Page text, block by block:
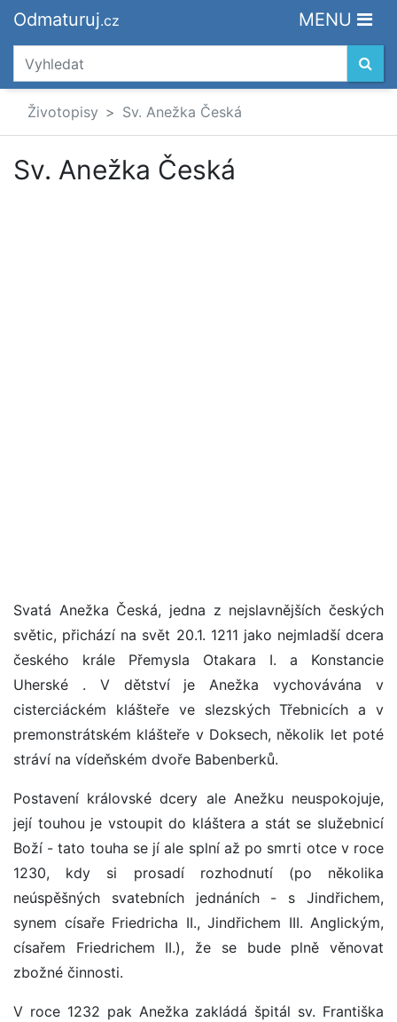
Odmaturuj.cz MENU
Životopisy Sv. Anežka Česká
Sv. Anežka Česká
Svatá Anežka Česká, jedna z nejslavnějších českých
světic, přichází na svět 20.1. 1211 jako nejmladší dcera
českého krále Přemysla Otakara I. a Konstancie
Uherské . V dětství je Anežka vychovávána v
cisterciáckém klášteře ve slezských Třebnicích a v
premonstrátském klášteře v Doksech, několik let poté
stráví na vídeňském dvoře Babenberků.
Postavení královské dcery ale Anežku neuspokojuje,
její touhou je vstoupit do kláštera a stát se služebnicí
Boží - tato touha se jí ale splní až po smrti otce v roce
1230, kdy si prosadí rozhodnutí (po několika
neúspěšných svatebních jednáních - s Jindřichem,
synem císaře Friedricha II., Jindřichem III. Anglickým,
císařem Friedrichem II.), že se bude plně věnovat
zbožné činnosti.
V roce 1232 pak Anežka zakládá špitál sv. Františka